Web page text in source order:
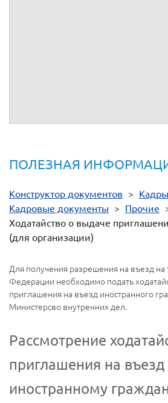
ПОЛЕЗНАЯ
Конструктор документов > Кадры
Кадровые документы > Прочие
Ходатайство о выдаче
(для организации)
Для получения разрешения на въезд на
Федерации необходимо подать
приглашения на въезд иностранного
Министерсво внутренних дел.
Рассмотрение
приглашения на въезд
иностранному